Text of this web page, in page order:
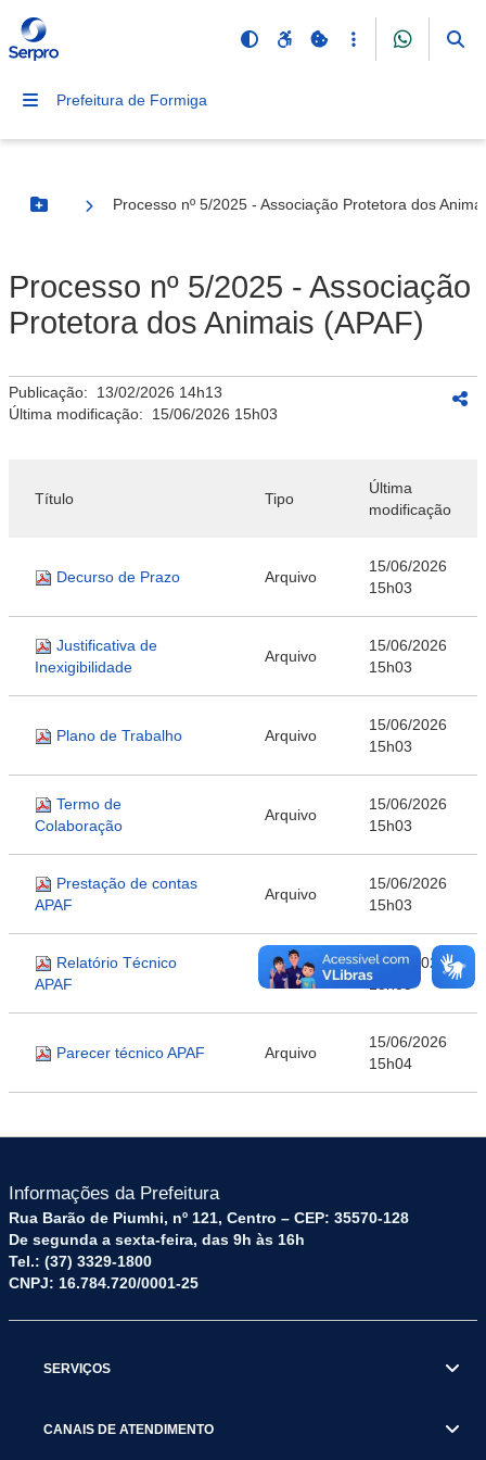
Prefeitura de Formiga
Botão Menu
Processo nº 5/2025 - Associação Protetora dos
Processo nº 5/2025 - Associação
Protetora dos Animais (APAF)
Publicação: 13/02/2026 14h13
Última modificação: 15/06/2026 15h03
Título Tipo
Última
modificação
Decurso de Prazo Arquivo
15/06/2026
15h03
Justificativa de
Inexigibilidade
Arquivo
15/06/2026
15h03
Plano de Trabalho Arquivo
15/06/2026
15h03
Termo de
Colaboração
Arquivo
15/06/2026
15h03
Prestação de contas
APAF
Arquivo
15/06/2026
15h03
Relatório Técnico
APAF
Arquivo
15/06/2026
15h03
Parecer técnico APAF Arquivo
15/06/2026
15h04
Informações da Prefeitura
Rua Barão de Piumhi, nº 121, Centro – CEP: 35570-128
De segunda a sexta-feira, das 9h às 16h
Tel.: (37) 3329-1800
CNPJ: 16.784.720/0001-25
SERVIÇOS
CANAIS DE ATENDIMENTO